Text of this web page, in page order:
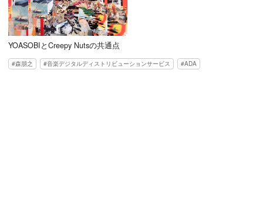
YOASOBIとCreepy Nutsの共通点
森朋之 音楽デジタルディストリビューションサービス ADA